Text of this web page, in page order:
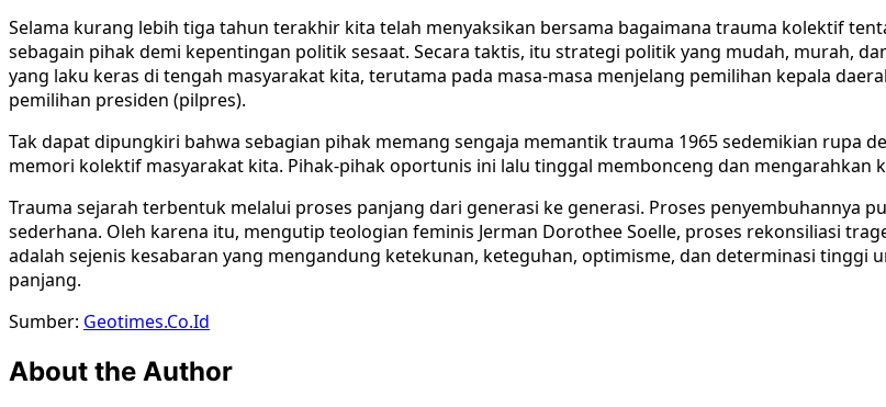
Selama kurang lebih tiga tahun terakhir kita telah menyaksikan bersama bagaimana trauma kolektif
sebagain pihak demi kepentingan politik sesaat. Secara taktis, itu strategi politik yang mudah, murah,
yang laku keras di tengah masyarakat kita, terutama pada masa-masa menjelang pemilihan kepala
pemilihan presiden (pilpres).
Tak dapat dipungkiri bahwa sebagian pihak memang sengaja memantik trauma 1965 sedemikian rupa
memori kolektif masyarakat kita. Pihak-pihak oportunis ini lalu tinggal membonceng dan
Trauma sejarah terbentuk melalui proses panjang dari generasi ke generasi. Proses penyembuhannya
sederhana. Oleh karena itu, mengutip teologian feminis Jerman Dorothee Soelle, proses rekonsiliasi
adalah sejenis kesabaran yang mengandung ketekunan, keteguhan, optimisme, dan determinasi
panjang.
Sumber: Geotimes.Co.Id
About the Author